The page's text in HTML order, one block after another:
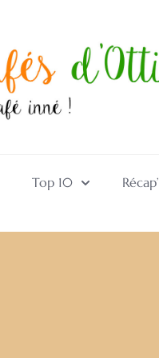
Top 10 Récap’